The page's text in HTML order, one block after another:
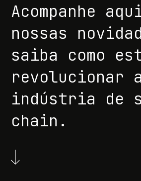
Acompanhe
nossas
saiba como
revolucionar a
indústria de
chain.